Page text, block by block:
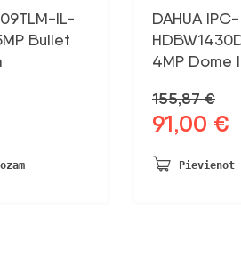
IL-
Bullet
DAHUA IPC-
4MP Dome
155,87€
Sākotnējā
bija:
91,00 €
ir:
Pievienot